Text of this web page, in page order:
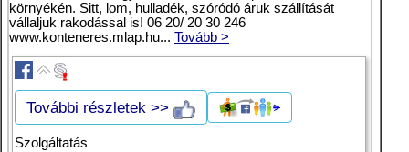
környékén. Sitt, lom, hulladék, szóródó áruk szállítását
vállaljuk rakodással is! 06 20/ 20 30 246
www.konteneres.mlap.hu... Tovább >
További részletek >>
Szolgáltatás